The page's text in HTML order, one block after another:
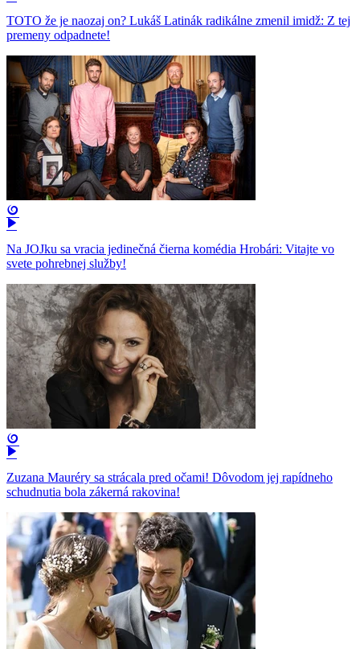
TOTO že je naozaj on? Lukáš Latinák radikálne zmenil imidž: Z tej
premeny odpadnete!
Na JOJku sa vracia jedinečná čierna komédia Hrobári: Vitajte vo
svete pohrebnej služby!
Zuzana Mauréry sa strácala pred očami! Dôvodom jej rapídneho
schudnutia bola zákerná rakovina!